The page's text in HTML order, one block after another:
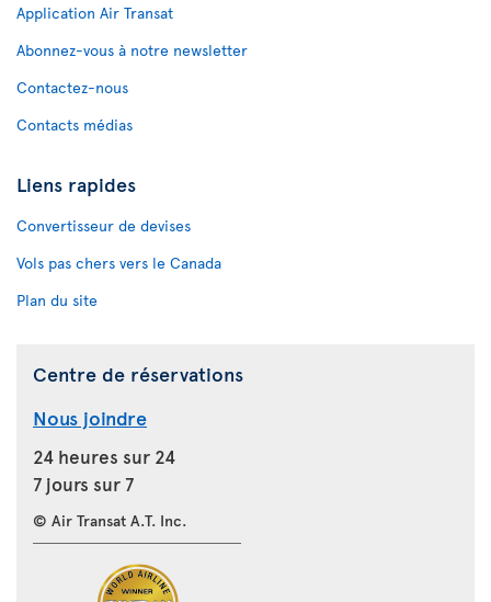
Application Air Transat
Abonnez-vous à notre newsletter
Contactez-nous
Contacts médias
Liens rapides
Convertisseur de devises
Vols pas chers vers le Canada
Plan du site
Centre de réservations
Nous joindre
24 heures sur 24
7 jours sur 7
© Air Transat A.T. Inc.